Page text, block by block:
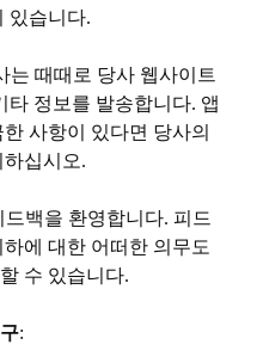
있습니다.
는 때때로 당사 웹사이트
타 정보를 발송합니다. 앱
사항이 있다면 당사의
십시오.
백을 환영합니다. 피드
에 대한 어떠한 의무도
수 있습니다.
: